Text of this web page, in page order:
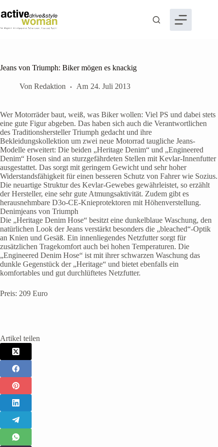
Inhalt
springen
Jeans von Triumph: Biker mögen es knackig
Von Redaktion Am 24. Juli 2013
Wer Motorräder baut, weiß, was Biker wollen: Viel PS und dabei stets
eine gute Figur abgeben. Das haben sich auch die Verantwortlichen
des Traditionshersteller Triumph gedacht und ihre
Bekleidungskollektion um zwei neue Motorrad taugliche Jeans-
Modelle erweitert: Die beiden „Heritage Denim“ und „Engineered
Denim“ Hosen sind an sturzgefährdeten Stellen mit Kevlar-Innenfutter
ausgestattet. Das sorgt mit geringem Gewicht und sehr hoher
Widerstandsfähigkeit für einen besseren Schutz von Fahrer wie Sozius.
Die neuartige Struktur des Kevlar-Gewebes gewährleistet, so erzählt
der Hersteller, eine sehr gute Atmungsaktivität. Zudem gibt es
herausnehmbare D3o-CE-Knieprotektoren mit Höhenverstellung.
Denimjeans von Triumph
Die „Heritage Denim Hose“ besitzt eine dunkelblaue Waschung, den
natürlichen Look der Jeans verstärkt besonders die „bleached“-Optik
an Knien und Gesäß. Ein innenliegendes Netzfutter sorgt für
zusätzlichen Tragekomfort auch bei hohen Temperaturen. Die
„Engineered Denim Hose“ ist mit ihrer schwarzen Waschung das
dunkle Gegenstück der „Heritage“ und bietet ebenfalls ein
komfortables und gut durchlüftetes Netzfutter.
Preis: 209 Euro
Artikel teilen